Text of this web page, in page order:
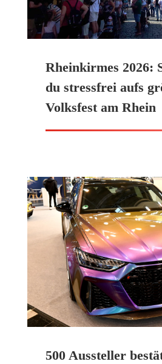
Rheinkirmes 2026:
du stressfrei aufs
Volksfest am Rhein
500 Aussteller